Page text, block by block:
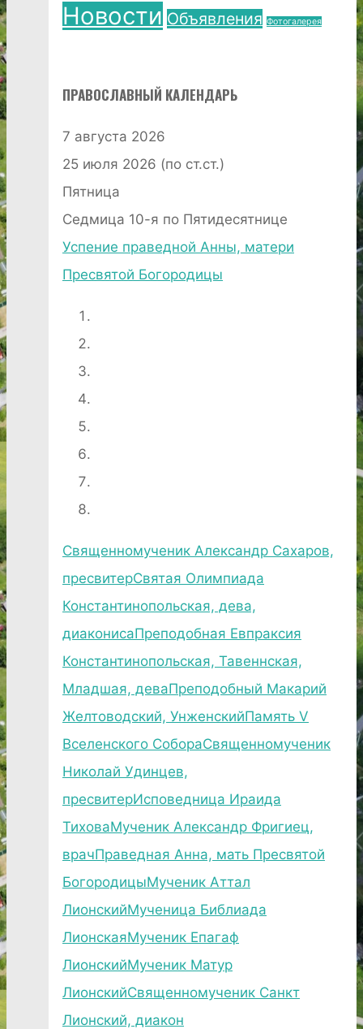
Новости Объявления Фотогалерея
ПРАВОСЛАВНЫЙ КАЛЕНДАРЬ
7 августа 2026
25 июля 2026 (по ст.ст.)
Пятница
Седмица 10-я по Пятидесятнице
Успение праведной Анны, матери
Пресвятой Богородицы
Священномученик Александр Сахаров,
пресвитерСвятая Олимпиада
Константинопольская, дева,
диаконисаПреподобная Евпраксия
Константинопольская, Тавеннская,
Младшая, деваПреподобный Макарий
Желтоводский, УнженскийПамять V
Вселенского СобораСвященномученик
Николай Удинцев,
пресвитерИсповедница Ираида
ТиховаМученик Александр Фригиец,
врачПраведная Анна, мать Пресвятой
БогородицыМученик Аттал
ЛионскийМученица Библиада
ЛионскаяМученик Епагаф
ЛионскийМученик Матур
ЛионскийСвященномученик Санкт
Лионский, диакон